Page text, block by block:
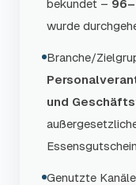
bekundet –
wurde
Branche/
und
Genutzte